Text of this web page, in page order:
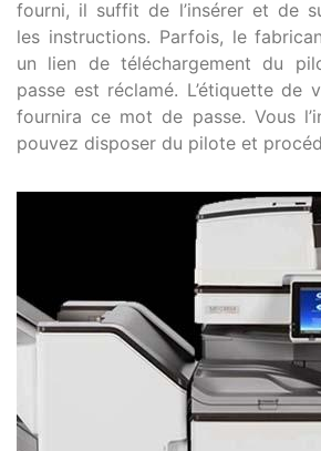
fourni, il suffit de l’insérer et de
les instructions. Parfois, le
un lien de téléchargement du
passe est réclamé. L’étiquette de
fournira ce mot de passe. Vous
pouvez disposer du pilote et